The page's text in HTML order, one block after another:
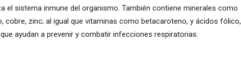
el sistema inmune del organismo. También contiene minerales como
zinc; al igual que vitaminas como betacaroteno, y ácidos fólico,
ayudan a prevenir y combatir infecciones respiratorias.